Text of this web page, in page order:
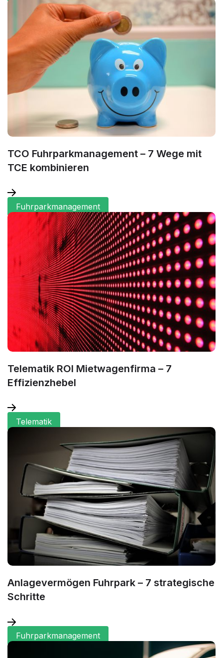
TCO Fuhrparkmanagement – 7 Wege mit
TCE kombinieren
Fuhrparkmanagement
Telematik ROI Mietwagenfirma – 7
Effizienzhebel
Telematik
Anlagevermögen Fuhrpark – 7 strategische
Schritte
Fuhrparkmanagement